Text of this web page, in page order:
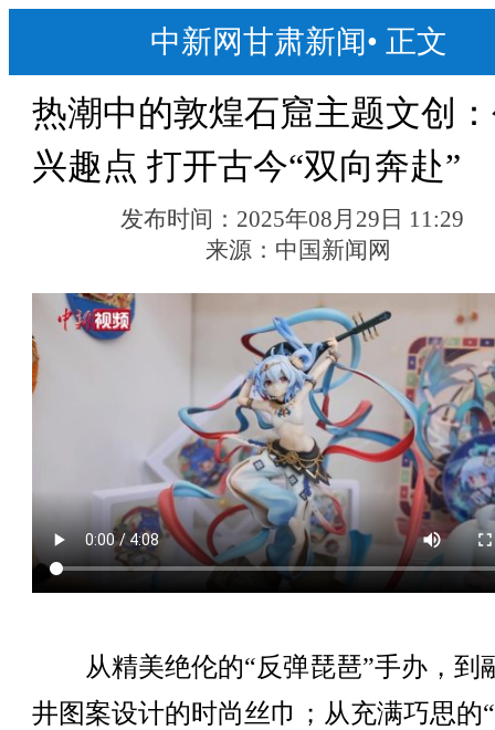
中新网甘肃新闻• 正文
热潮中的敦煌石窟主题文创
兴趣点 打开古今“双向奔赴”
发布时间： 2025年08月29日 11:29
来源： 中国新闻网
从精美绝伦的“反弹琵琶”手办，到
井图案设计的时尚丝巾；从充满巧思的